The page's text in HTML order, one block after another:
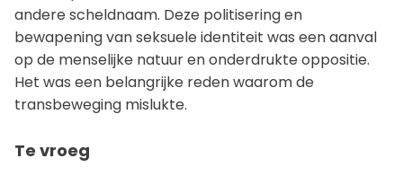
andere scheldnaam. Deze politisering en
bewapening van seksuele identiteit was een aanval
op de menselijke natuur en onderdrukte oppositie.
Het was een belangrijke reden waarom de
transbeweging mislukte.
Te vroeg